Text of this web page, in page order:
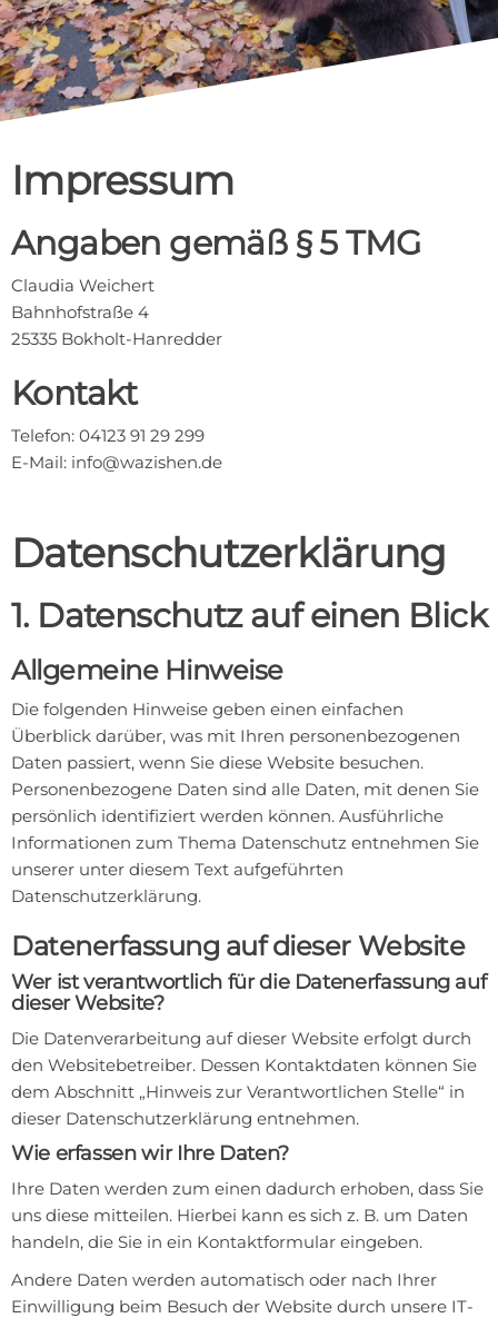
Impressum
Angaben gemäß § 5 TMG
Claudia Weichert
Bahnhofstraße 4
25335 Bokholt-Hanredder
Kontakt
Telefon: 04123 91 29 299
E-Mail: info@wazishen.de
Datenschutz­erklärung
1. Datenschutz auf einen Blick
Allgemeine Hinweise
Die folgenden Hinweise geben einen einfachen
Überblick darüber, was mit Ihren personenbezogenen
Daten passiert, wenn Sie diese Website besuchen.
Personenbezogene Daten sind alle Daten, mit denen Sie
persönlich identifiziert werden können. Ausführliche
Informationen zum Thema Datenschutz entnehmen Sie
unserer unter diesem Text aufgeführten
Datenschutzerklärung.
Datenerfassung auf dieser Website
Wer ist verantwortlich für die Datenerfassung auf
dieser Website?
Die Datenverarbeitung auf dieser Website erfolgt durch
den Websitebetreiber. Dessen Kontaktdaten können Sie
dem Abschnitt „Hinweis zur Verantwortlichen Stelle“ in
dieser Datenschutzerklärung entnehmen.
Wie erfassen wir Ihre Daten?
Ihre Daten werden zum einen dadurch erhoben, dass Sie
uns diese mitteilen. Hierbei kann es sich z. B. um Daten
handeln, die Sie in ein Kontaktformular eingeben.
Andere Daten werden automatisch oder nach Ihrer
Einwilligung beim Besuch der Website durch unsere IT-